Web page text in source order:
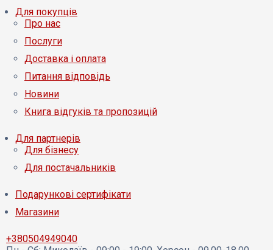
Для покупців
Про нас
Послуги
Доставка і оплата
Питання відповідь
Новини
Книга відгуків та пропозицій
Для партнерів
Для бізнесу
Для постачальників
Подарункові сертифікати
Магазини
+380504949040